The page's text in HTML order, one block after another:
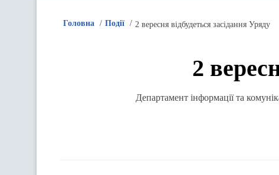
Головна Події 2 вересня відбудеться засідання Уряду
2
Департамент інформації та